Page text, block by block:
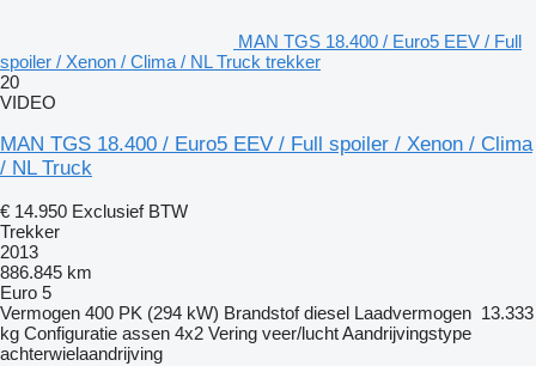
MAN TGS 18.400 / Euro5 EEV / Full
spoiler / Xenon / Clima / NL Truck trekker
20
VIDEO
MAN TGS 18.400 / Euro5 EEV / Full spoiler / Xenon / Clima
/ NL Truck
€ 14.950 Exclusief BTW
Trekker
2013
886.845 km
Euro 5
Vermogen 400 PK (294 kW) Brandstof diesel Laadvermogen 13.333
kg Configuratie assen 4x2 Vering veer/luchtAandrijvingstype
achterwielaandrijving